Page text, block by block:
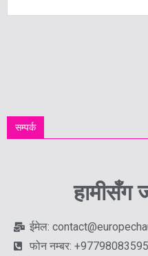
सम्पर्क
हामीसँग
ईमेल:
फोन नम्बर: